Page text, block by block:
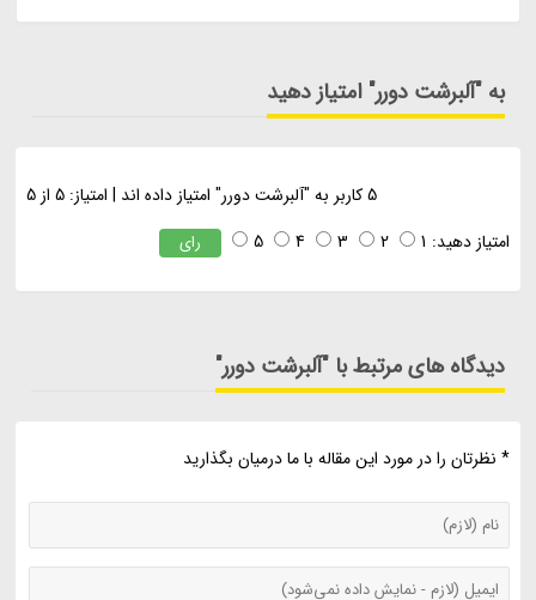
به "آلبرشت دورر" امتیاز دهید
5کاربر به "آلبرشت دورر" امتیاز داده اند | امتیاز:5 از5
امتیاز دهید: 1
2
3
4
5 رای
دیدگاه های مرتبط با "آلبرشت دورر"
* نظرتان را در مورد این مقاله با ما درمیان بگذارید